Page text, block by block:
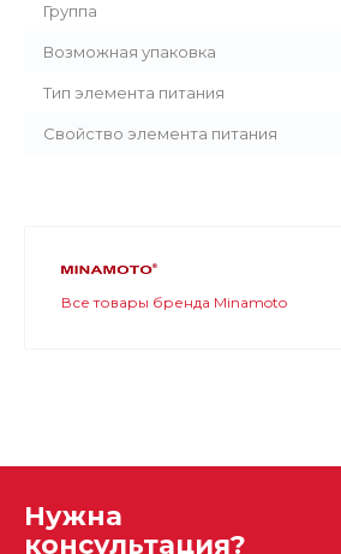
Группа
Возможная упаковка
Тип элемента питания
Свойство элемента питания
Все товары бренда Minamoto
Нужна
консультация?